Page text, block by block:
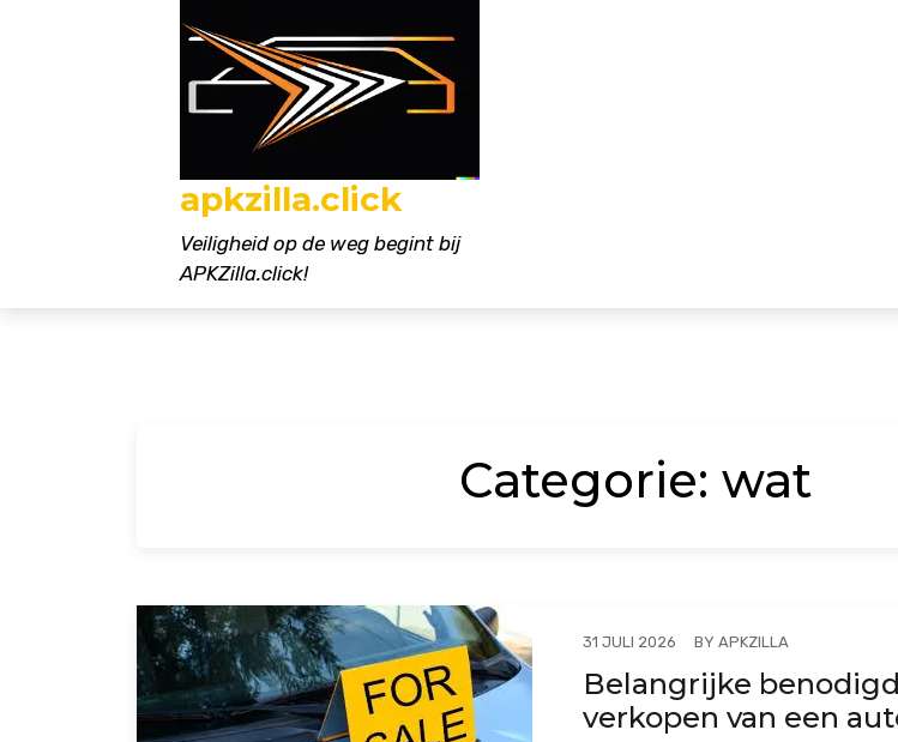
apkzilla.click
Veiligheid op de weg begint bij
APKZilla.click!
Categorie: wat
31 JULI 2026 BYAPKZILLA
Belangrijke
verkopen van een